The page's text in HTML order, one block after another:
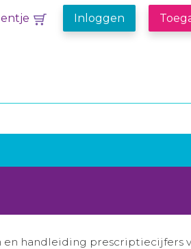
Inloggen
handleiding prescriptiecijfers